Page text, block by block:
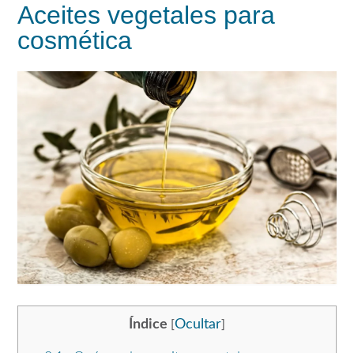
Aceites vegetales para
cosmética
Índice [Ocultar]